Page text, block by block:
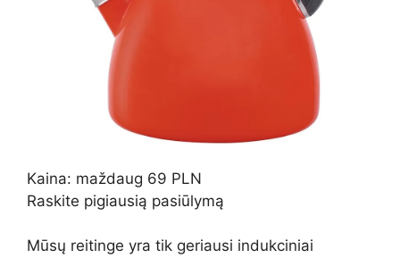
Kaina: maždaug 69 PLN
Raskite pigiausią pasiūlymą
Mūsų reitinge yra tik geriausi indukciniai